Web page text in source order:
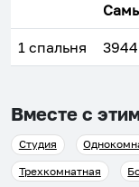
1 спальня 3944
Вместе с
Студия
Трехкомнатная